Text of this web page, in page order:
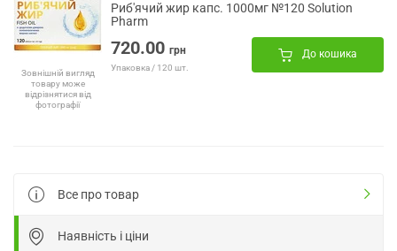
Зовнішній вигляд
товару може
відрізнятися від
фотографії
Риб'ячий жир капс. 1000мг №120 Solution
Pharm
720.00 грн
Упаковка / 120 шт.
До кошика
Все про товар
Наявність і ціни